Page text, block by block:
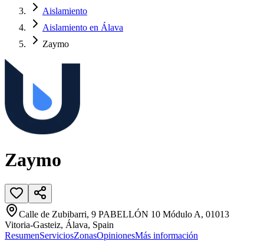
Aislamiento
Aislamiento en Álava
Zaymo
Zaymo
Calle de Zubibarri, 9 PABELLÓN 10 Módulo A, 01013
Vitoria-Gasteiz, Álava, Spain
ResumenServiciosZonasOpinionesMás información